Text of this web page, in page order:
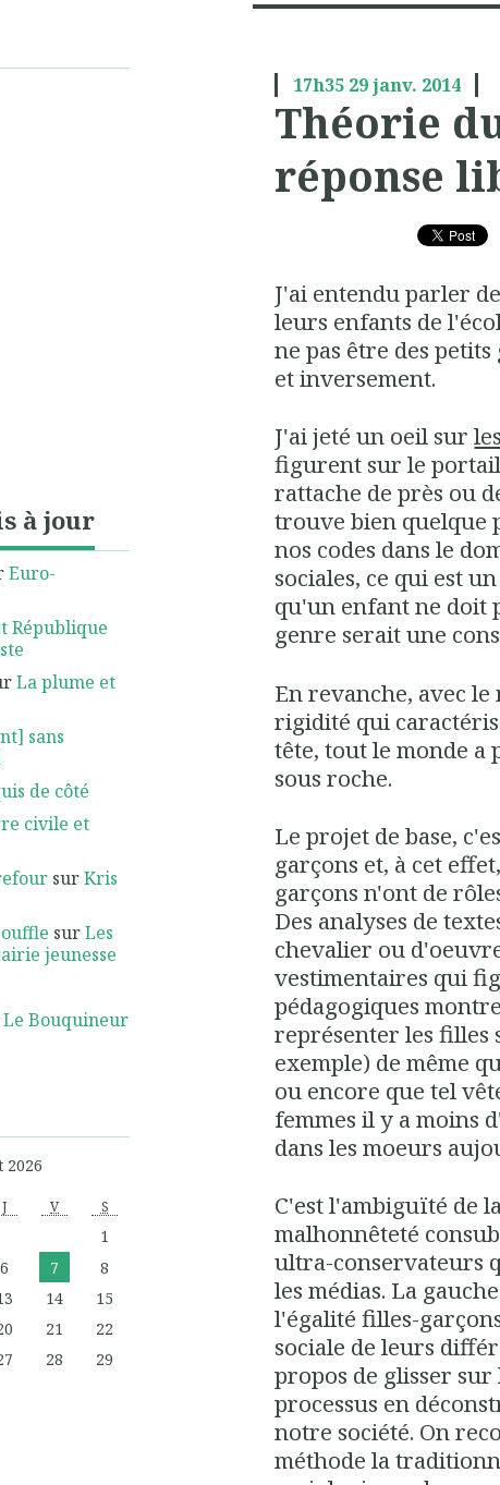
à jour
Euro-
République
La plume et
sans
de côté
civile et
surKris
surLes
jeunesse
Le Bouquineur
J V S
1
6 7
8
14
15
21
22
28
29
17h35 29janv. 2014
Théorie
réponse
J'ai entendu parler
leurs enfants de
ne pas être des
et inversement.
J'ai jeté un oeil sur
figurent sur le
rattache de près ou
trouve bien quelque
nos codes dans le
sociales, ce qui est
qu'un enfant ne doit
genre serait une
En revanche, avec
rigidité qui
tête, tout le monde
sous roche.
Le projet de base,
garçons et, à cet
garçons n'ont de
Des analyses de
chevalier ou
vestimentaires qui
pédagogiques
représenter les filles
exemple) de même
ou encore que tel
femmes il y a moins
dans les moeurs
C'est l'ambiguïté de
malhonnêteté
ultra-conservateurs
les médias. La
l'égalité filles-
sociale de leurs
propos de glisser
processus en
notre société. On
méthode la